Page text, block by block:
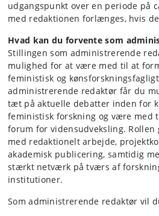
udgangspunkt over en periode på
med redaktionen forlænges, hvis
Hvad kan du forvente som
Stillingen som administrerende
mulighed for at være med til at
feministisk og
administrerende redaktør får du
tæt på aktuelle debatter inden for
feministisk forskning og være med
forum for vidensudveksling.
med redaktionelt arbejde,
akademisk publicering, samtidig
stærkt netværk på tværs af
institutioner.
Som administrerende redaktør vil